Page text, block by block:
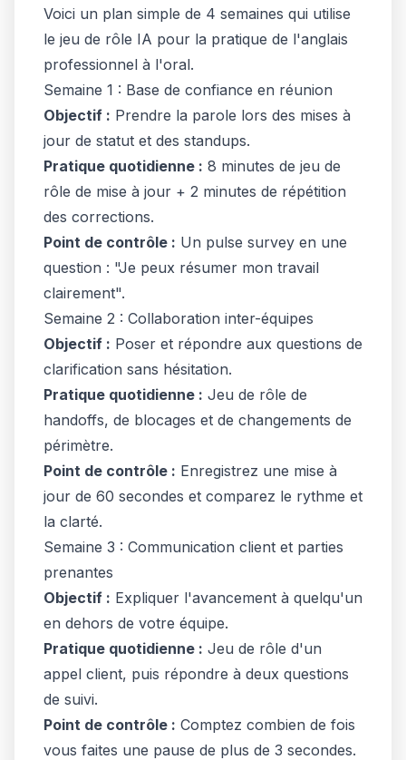
Voici un plan simple de 4 semaines qui utilise
le jeu de rôle IA pour la pratique de l'anglais
professionnel à l'oral.
Semaine 1 : Base de confiance en réunion
Objectif : Prendre la parole lors des mises à
jour de statut et des standups.
Pratique quotidienne : 8 minutes de jeu de
rôle de mise à jour + 2 minutes de répétition
des corrections.
Point de contrôle : Un pulse survey en une
question : "Je peux résumer mon travail
clairement".
Semaine 2 : Collaboration inter-équipes
Objectif : Poser et répondre aux questions de
clarification sans hésitation.
Pratique quotidienne : Jeu de rôle de
handoffs, de blocages et de changements de
périmètre.
Point de contrôle : Enregistrez une mise à
jour de 60 secondes et comparez le rythme et
la clarté.
Semaine 3 : Communication client et parties
prenantes
Objectif : Expliquer l'avancement à quelqu'un
en dehors de votre équipe.
Pratique quotidienne : Jeu de rôle d'un
appel client, puis répondre à deux questions
de suivi.
Point de contrôle : Comptez combien de fois
vous faites une pause de plus de 3 secondes.